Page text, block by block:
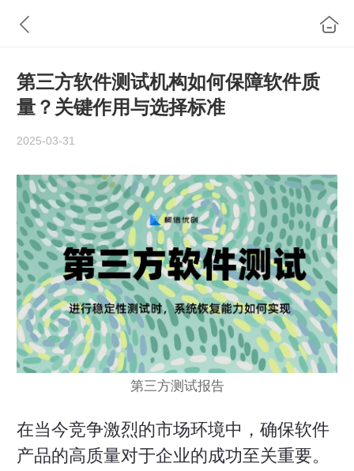
第三方软件测试机构如何保障软件质
量？关键作用与选择标准
2025-03-31
第三方测试报告
在当今竞争激烈的市场环境中，确保软件
产品的高质量对于企业的成功至关重要。